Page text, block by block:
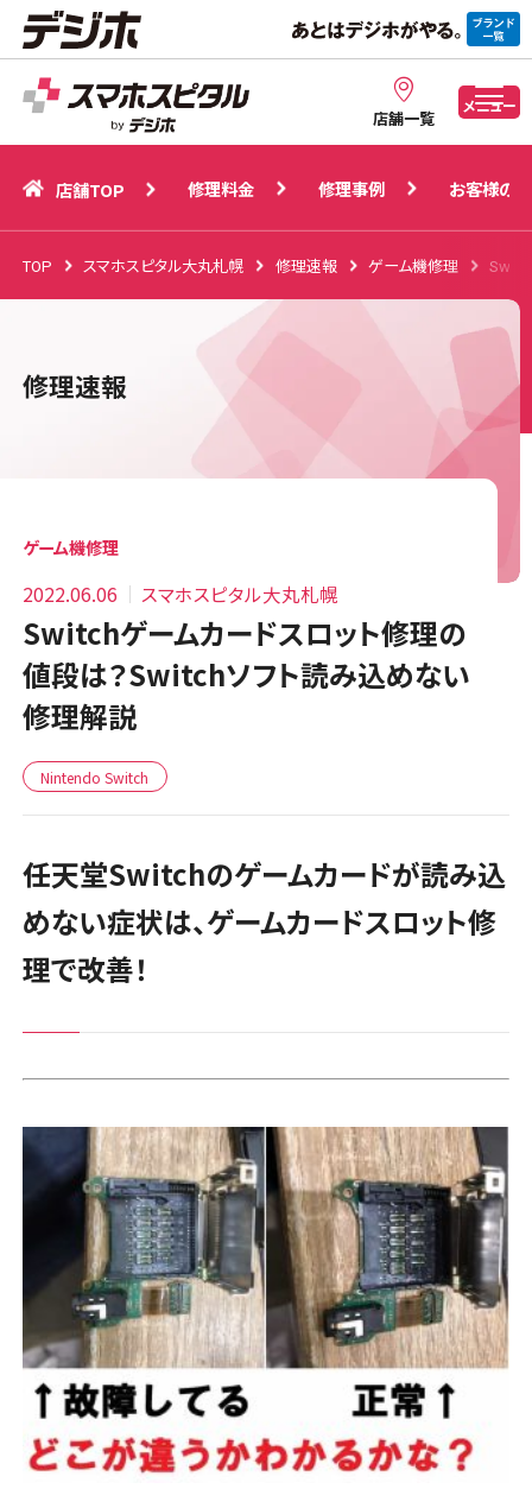
店舗一覧
メニュー
店舗TOP 修理事例 お客様の声
店舗TOP 修理料金 修理事例 お客様の声
TOP スマホスピタル大丸札幌 修理速報 ゲーム機修理
修理速報
ゲーム機修理
2022.06.06 スマホスピタル大丸札幌
Switchゲームカードスロット修理の
値段は？Switchソフト読み込めない
修理解説
Nintendo Switch
任天堂Switchのゲームカードが読み込
めない症状は、ゲームカードスロット修
理で改善！